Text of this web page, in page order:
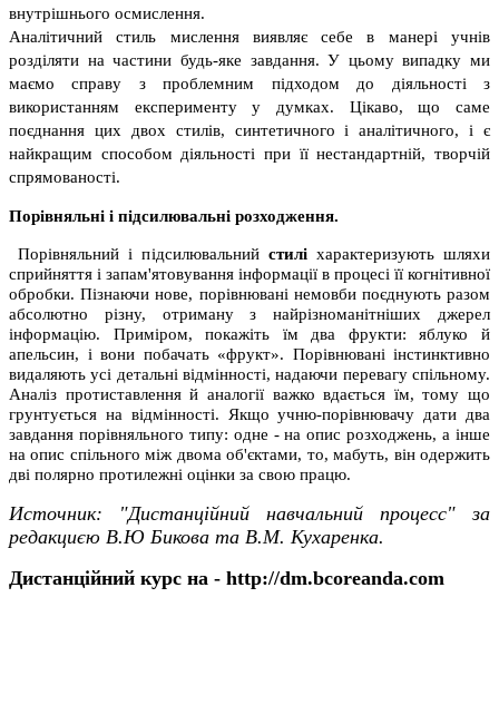
внутрішнього осмислення.
Аналітичний стиль мислення виявляє себе в манері учнів
розділяти на частини будь-яке завдання. У цьому випадку ми
маємо справу з проблемним підходом до діяльності з
використанням експерименту у думках. Цікаво, що саме
поєднання цих двох стилів, синтетичного і аналітичного, і є
найкращим способом діяльності при її нестандартній, творчій
спрямованості.
Порівняльні і підсилювальні розходження.
Порівняльний і підсилювальний стиліхарактеризують шляхи
сприйняття і запам'ятовування інформації в процесі її когнітивної
обробки. Пізнаючи нове, порівнювані немовби поєднують разом
абсолютно різну, отриману з найрізноманітніших джерел
інформацію. Приміром, покажіть їм два фрукти: яблуко й
апельсин, і вони побачать «фрукт». Порівнювані інстинктивно
видаляють усі детальні відмінності, надаючи перевагу спільному.
Аналіз протиставлення й аналогії важко вдається їм, тому що
грунтується на відмінності. Якщо учню-порівнювачу дати два
завдання порівняльного типу: одне - на опис розходжень, а інше
на опис спільного між двома об'єктами, то, мабуть, він одержить
дві полярно протилежні оцінки за свою працю.
Источник: "Дистанційний навчальний процесс"за
редакциєю В.Ю Бикова та В.М. Кухаренка.
Дистанційний курс на - http://dm.bcoreanda.com